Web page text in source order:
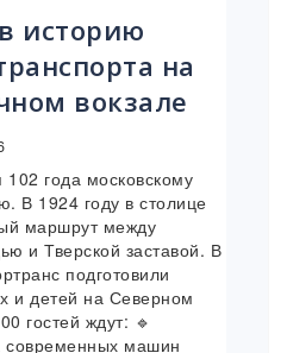
историю
на
вокзале
102 года московскому
В 1924 году в столице
маршрут между
и Тверской заставой. В
подготовили
и детей на Северном
гостей ждут: 🔹
современных машин